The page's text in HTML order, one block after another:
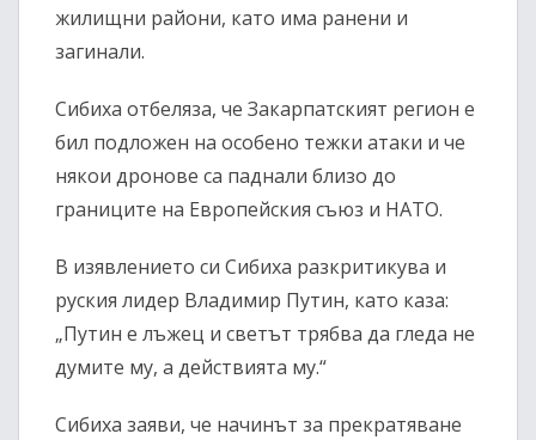
жилищни райони, като има ранени и
загинали.
Сибиха отбеляза, че Закарпатският регион е
бил подложен на особено тежки атаки и че
някои дронове са паднали близо до
границите на Европейския съюз и НАТО.
В изявлението си Сибиха разкритикува и
руския лидер Владимир Путин, като каза:
„Путин е лъжец и светът трябва да гледа не
думите му, а действията му.“
Сибиха заяви, че начинът за прекратяване